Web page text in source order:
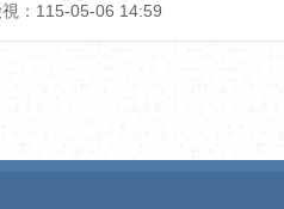
： 115-05-06 14:59